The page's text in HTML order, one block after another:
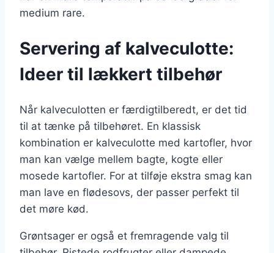
medium rare.
Servering af kalveculotte:
Ideer til lækkert tilbehør
Når kalveculotten er færdigtilberedt, er det tid
til at tænke på tilbehøret. En klassisk
kombination er kalveculotte med kartofler, hvor
man kan vælge mellem bagte, kogte eller
mosede kartofler. For at tilføje ekstra smag kan
man lave en flødesovs, der passer perfekt til
det møre kød.
Grøntsager er også et fremragende valg til